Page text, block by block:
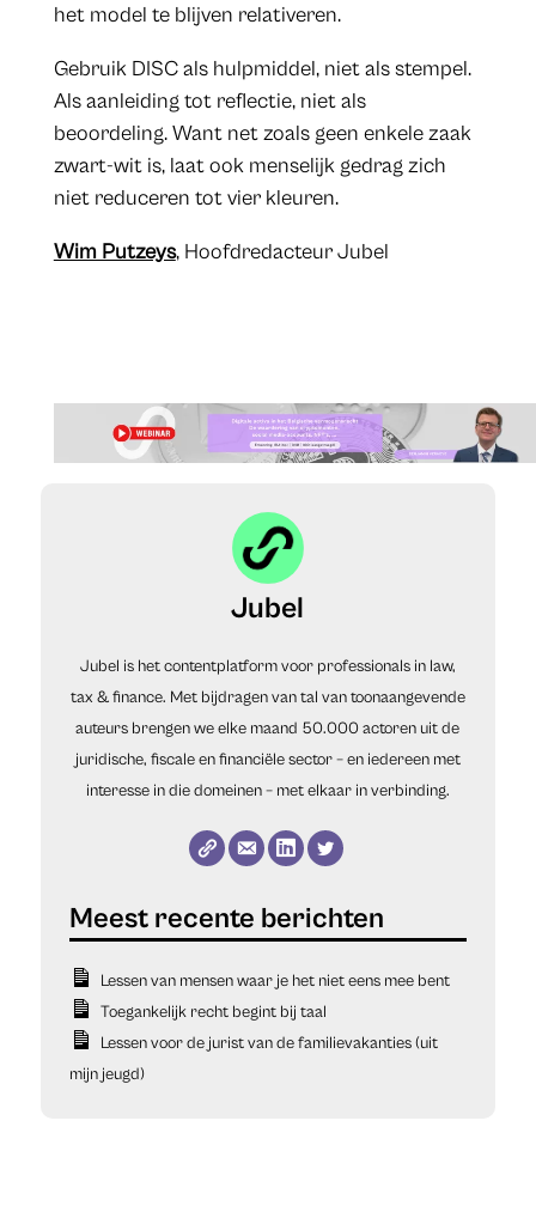
het model te blijven relativeren.
Gebruik DISC als hulpmiddel, niet als stempel.
Als aanleiding tot reflectie, niet als
beoordeling. Want net zoals geen enkele zaak
zwart-wit is, laat ook menselijk gedrag zich
niet reduceren tot vier kleuren.
Wim Putzeys, Hoofdredacteur Jubel
Jubel
Jubel is het contentplatform voor professionals in law,
tax & finance. Met bijdragen van tal van toonaangevende
auteurs brengen we elke maand 50.000 actoren uit de
juridische, fiscale en financiële sector – en iedereen met
interesse in die domeinen – met elkaar in verbinding.
Lessen van mensen waar je het niet eens mee bent
Toegankelijk recht begint bij taal
Lessen voor de jurist van de familievakanties (uit
mijn jeugd)